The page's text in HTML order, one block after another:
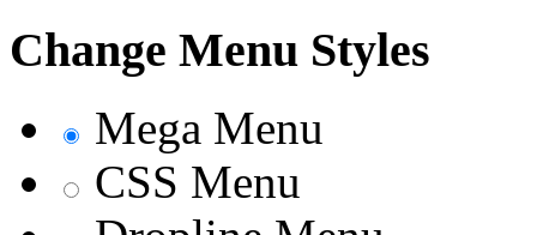
Change Menu Styles
Mega Menu
CSS Menu